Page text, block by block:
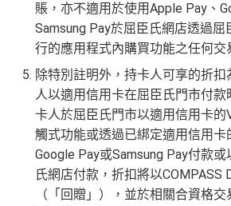
賬，亦不適用於使用Apple Pay、
Samsung Pay於屈臣氏網店透過
行的應用程式內購買功能之任何交
除特別註明外，持卡人可享的折
人以適用信用卡在屈臣氏門市付
卡人於屈臣氏門市以適用信用卡的
觸式功能或透過已綁定適用信用卡
Google Pay或Samsung Pay付款
氏網店付款，折扣將以COMPASS
（「回贈」），並於相關合資格